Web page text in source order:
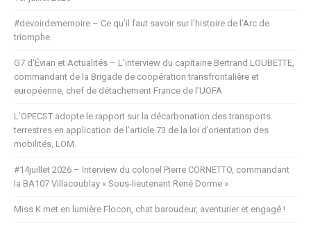
#devoirdememoire – Ce qu’il faut savoir sur l’histoire de l’Arc de
triomphe
G7 d’Évian et Actualités – L’interview du capitaine Bertrand LOUBETTE,
commandant de la Brigade de coopération transfrontalière et
européenne, chef de détachement France de l’UOFA
L’OPECST adopte le rapport sur la décarbonation des transports
terrestres en application de l’article 73 de la loi d’orientation des
mobilités, LOM.
#14juillet 2026 – Interview du colonel Pierre CORNETTO, commandant
la BA107 Villacoublay « Sous-lieutenant René Dorme »
Miss K met en lumière Flocon, chat baroudeur, aventurier et engagé !